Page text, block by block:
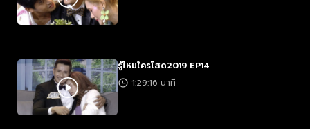
รู้ไหมใครโสด2019 EP14
1:29:16 นาที